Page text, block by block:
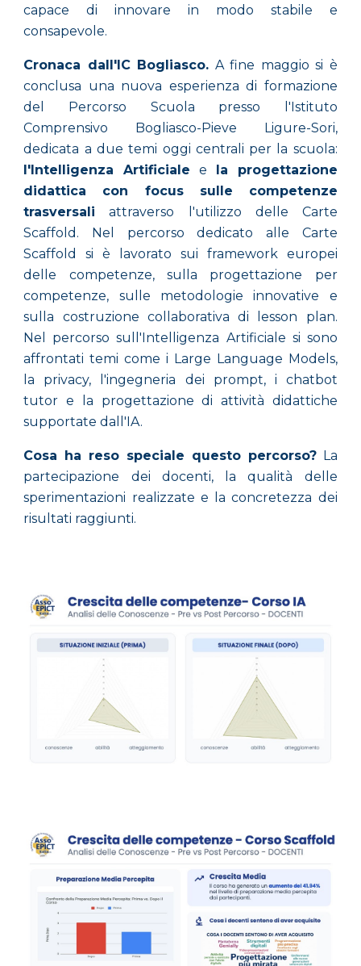
capace di innovare in modo stabile e
consapevole.
Cronaca dall'IC Bogliasco. A fine maggio si è
conclusa una nuova esperienza di formazione
del Percorso Scuola presso l'Istituto
Comprensivo Bogliasco-Pieve Ligure-Sori,
dedicata a due temi oggi centrali per la scuola:
l'Intelligenza Artificiale e la progettazione
didattica con focus sulle competenze
trasversali attraverso l'utilizzo delle Carte
Scaffold. Nel percorso dedicato alle Carte
Scaffold si è lavorato sui framework europei
delle competenze, sulla progettazione per
competenze, sulle metodologie innovative e
sulla costruzione collaborativa di lesson plan.
Nel percorso sull'Intelligenza Artificiale si sono
affrontati temi come i Large Language Models,
la privacy, l'ingegneria dei prompt, i chatbot
tutor e la progettazione di attività didattiche
supportate dall'IA.
Cosa ha reso speciale questo percorso?La
partecipazione dei docenti, la qualità delle
sperimentazioni realizzate e la concretezza dei
risultati raggiunti.